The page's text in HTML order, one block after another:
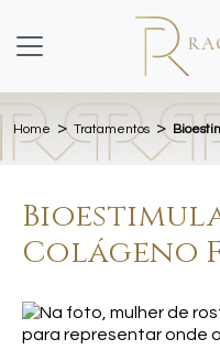
Home > Tratamentos >
Colágeno